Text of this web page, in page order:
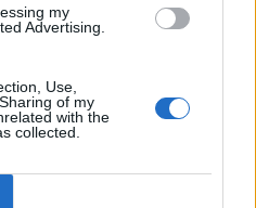
my
Advertising.
Use,
of my
with the
collected.